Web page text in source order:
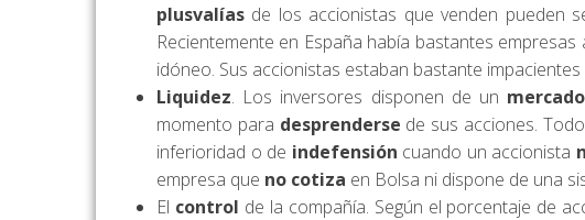
plusvalías de los accionistas que venden pueden
Recientemente en España había bastantes
idóneo. Sus accionistas estaban bastante
Liquidez. Los inversores disponen de un mercado
momento para desprenderse de sus acciones.
inferioridad o de indefensión cuando un accionista
empresa que no cotiza en Bolsa ni dispone de una
El control de la compañía. Según el porcentaje de